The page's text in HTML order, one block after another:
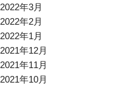
2022年3月
2022年2月
2022年1月
2021年12月
2021年11月
2021年10月